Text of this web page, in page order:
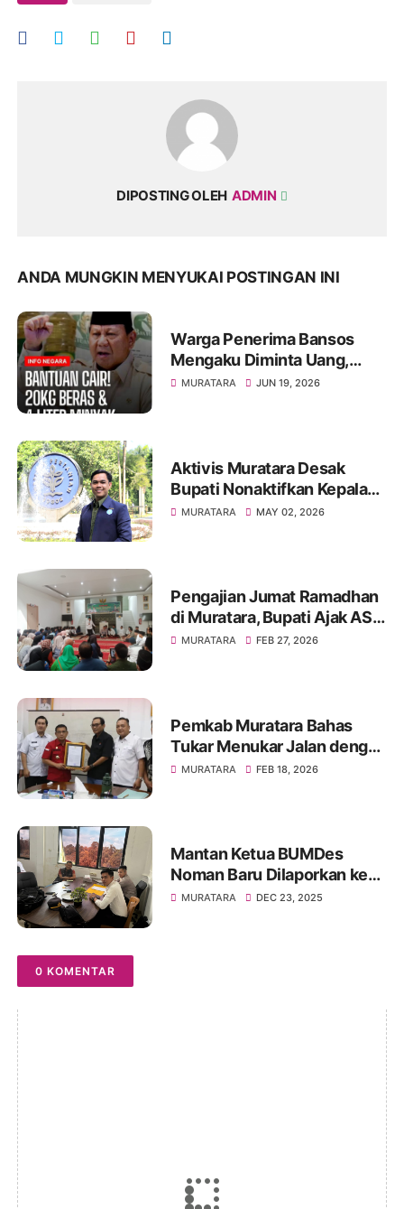
DIPOSTING OLEH ADMIN
ANDA MUNGKIN MENYUKAI POSTINGAN INI
Warga Penerima Bansos
Mengaku Diminta Uang,
Dugaan Pungli Mengemuka
MURATARA JUN 19, 2026
Aktivis Muratara Desak
Bupati Nonaktifkan Kepala
BKPSDM Usai OTT, Ada
MURATARA MAY 02, 2026
Pengajian Jumat Ramadhan
di Muratara, Bupati Ajak ASN
Perbanyak Sedekah
MURATARA FEB 27, 2026
Pemkab Muratara Bahas
Tukar Menukar Jalan dengan
PT Triaryani, Prioritaskan
MURATARA FEB 18, 2026
Mantan Ketua BUMDes
Noman Baru Dilaporkan ke
Polres Muratara Terkait
MURATARA DEC 23, 2025
0 KOMENTAR